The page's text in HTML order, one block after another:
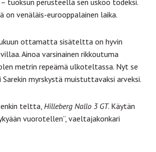
on venäläis-eurooppalainen laika.
ottamatta sisäteltta on hyvin
Ainoa varsinainen rikkoutuma
metrin repeämä ulkoteltassa. Nyt se
myrskystä muistuttavaksi arveksi.
teltta, Hilleberg Nallo 3 GT. Käytän
vuorotellen”, vaeltajakonkari